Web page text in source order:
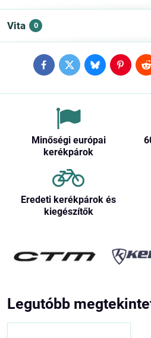
Vita 0
FacebookTwitterBlueskyPinterest
Minőségi európai
kerékpárok
Eredeti kerékpárok és
kiegészítők
Legutóbb